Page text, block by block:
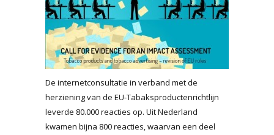
De internetconsultatie in verband met de
herziening van de EU-Tabaksproductenrichtlijn
leverde 80.000 reacties op. Uit Nederland
kwamen bijna 800 reacties, waarvan een deel